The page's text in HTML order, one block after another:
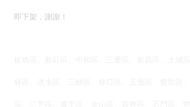
即下架，謝謝！